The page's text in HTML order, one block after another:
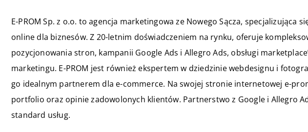
E-PROM Sp. z o.o. to agencja marketingowa ze Nowego Sącza, specjalizująca
online dla biznesów. Z 20-letnim doświadczeniem na rynku, oferuje
pozycjonowania stron, kampanii Google Ads i Allegro Ads, obsługi
marketingu. E-PROM jest również ekspertem w dziedzinie webdesignu i
go idealnym partnerem dla e-commerce. Na swojej stronie internetowej e-
portfolio oraz opinie zadowolonych klientów. Partnerstwo z Google i Allegro
standard usług.